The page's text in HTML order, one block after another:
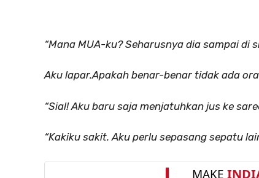
“Mana MUA-ku? Seharusnya dia sampai di
Aku lapar.Apakah benar-benar tidak ada
“Sial! Aku baru saja menjatuhkan jus ke
“Kakiku sakit. Aku perlu sepasang sepatu